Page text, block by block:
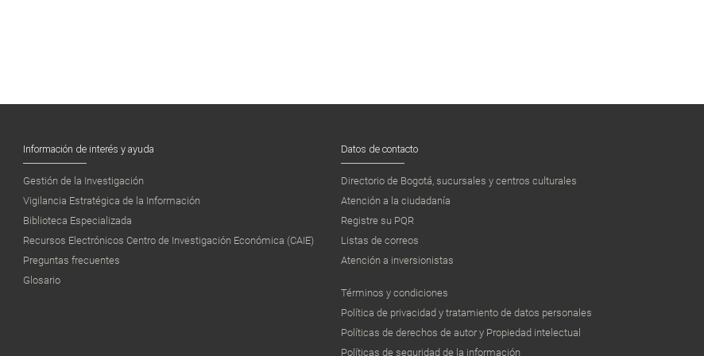
Información de interés y ayuda
Gestión de la Investigación
Vigilancia Estratégica de la Información
Biblioteca Especializada
Recursos Electrónicos Centro de Investigación Económica (CAIE)
Preguntas frecuentes
Glosario
Datos de contacto
Directorio de Bogotá, sucursales y centros culturales
Atención a la ciudadanía
Registre su PQR
Listas de correos
Atención a inversionistas
Términos y condiciones
Política de privacidad y tratamiento de datos personales
Políticas de derechos de autor y Propiedad intelectual
Políticas de seguridad de la información